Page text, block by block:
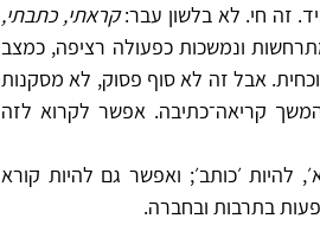
זה חי. לא בלשון עבר:קראתי, כתבתי,
ונמשכות כפעולה רציפה, כמצב
אבל זה לא סוף פסוק, לא מסקנות
קריאה־כתיבה. אפשר לקרוא לזה
להיות ׳כותב׳; ואפשר גם להיות קורא
בתרבות ובחברה.